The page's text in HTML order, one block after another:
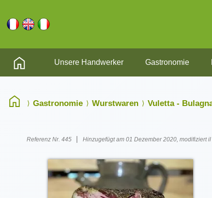
Unsere Handwerker Gastronomie
Gastronomie Wurstwaren Vuletta -
Referenz Nr. 445 | Hinzugefügt am 01 Dezember 2020, modifiziert